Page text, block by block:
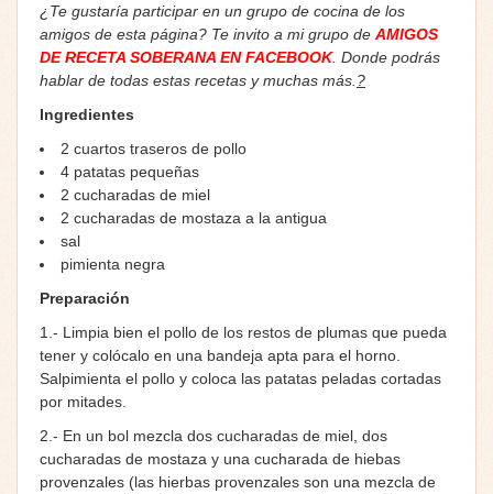
¿Te gustaría participar en un grupo de cocina de los
amigos de esta página? Te invito a mi grupo de AMIGOS
DE RECETA SOBERANA EN FACEBOOK. Donde podrás
hablar de todas estas recetas y muchas más. ?
Ingredientes
2 cuartos traseros de pollo
4 patatas pequeñas
2 cucharadas de miel
2 cucharadas de mostaza a la antigua
sal
pimienta negra
Preparación
1.- Limpia bien el pollo de los restos de plumas que pueda
tener y colócalo en una bandeja apta para el horno.
Salpimienta el pollo y coloca las patatas peladas cortadas
por mitades.
2.- En un bol mezcla dos cucharadas de miel, dos
cucharadas de mostaza y una cucharada de hiebas
provenzales (las hierbas provenzales son una mezcla de